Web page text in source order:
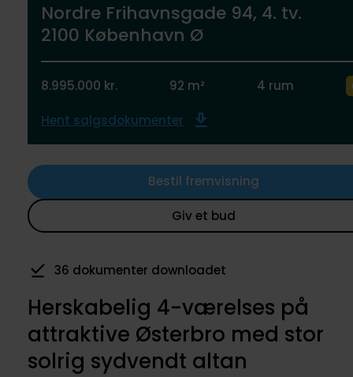
Nordre Frihavnsgade 94, 4. tv.
2100 København Ø
8.995.000 kr. 92 m² 4 rum
Hent salgsdokumenter
Giv et bud
Bestil fremvisning
36 dokumenter downloadet
25 har gemt som favorit
Herskabelig 4-værelses på
attraktive Østerbro med stor
solrig sydvendt altan